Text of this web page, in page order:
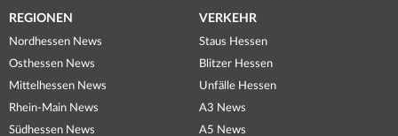
REGIONEN
Nordhessen News
Osthessen News
Mittelhessen News
Rhein-Main News
Südhessen News
VERKEHR
Staus Hessen
Blitzer Hessen
Unfälle Hessen
A3 News
A5 News